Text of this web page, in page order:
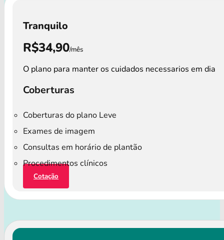
Tranquilo
R$34,90/mês
O plano para manter os cuidados necessarios em dia
Coberturas
Coberturas do plano Leve
Exames de imagem
Consultas em horário de plantão
Procedimentos clínicos
Cotação